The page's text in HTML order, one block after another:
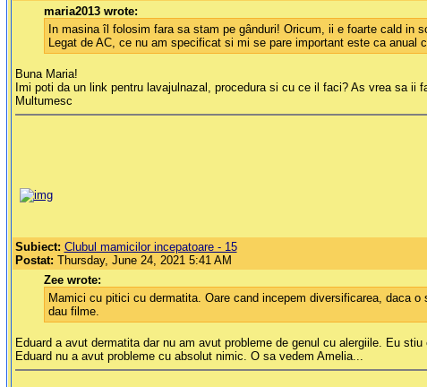
maria2013 wrote:
In masina îl folosim fara sa stam pe gânduri! Oricum, ii e foarte cald in
Legat de AC, ce nu am specificat si mi se pare important este ca
Buna Maria!
Imi poti da un link pentru lavajulnazal, procedura si cu ce il faci? As vrea sa ii
Multumesc
Subiect: Clubul mamicilor incepatoare - 15
Postat: Thursday, June 24, 2021 5:41 AM
Zee wrote:
Mamici cu pitici cu dermatita. Oare cand incepem diversificarea, daca
dau filme.
Eduard a avut dermatita dar nu am avut probleme de genul cu alergiile. Eu
Eduard nu a avut probleme cu absolut nimic. O sa vedem Amelia...